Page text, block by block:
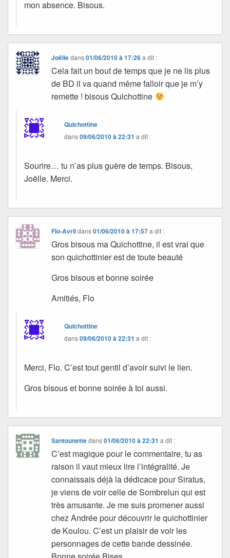
mon absence. Bisous.
Joëlledans01/06/2010 à 17:26 a dit :
Cela fait un bout de temps que je ne lis plus
de BD il va quand même falloir que je m’y
remette ! bisous Quichottine
Quichottine
dans09/06/2010 à 22:31 a dit :
Sourire… tu n’as plus guère de temps. Bisous,
Joëlle. Merci.
Flo-Avrildans01/06/2010 à 17:57 a dit :
Gros bisous ma Quichottine, il est vrai que
son quichottinier est de toute beauté
Gros bisous et bonne soirée
Amitiés, Flo
Quichottine
dans09/06/2010 à 22:31 a dit :
Merci, Flo. C’est tout gentil d’avoir suivi le lien.
Gros bisous et bonne soirée à toi aussi.
Santounettedans01/06/2010 à 22:31 a dit :
C’est magique pour le commentaire, tu as
raison il vaut mieux lire l’intégralité. Je
connaissais déjà la dédicace pour Siratus,
je viens de voir celle de Sombrelun qui est
très amusante. Je me suis promener aussi
chez Andrée pour découvrir le quichottinier
de Koulou. C’est un plaisir de voir les
personnages de cette bande dessinée.